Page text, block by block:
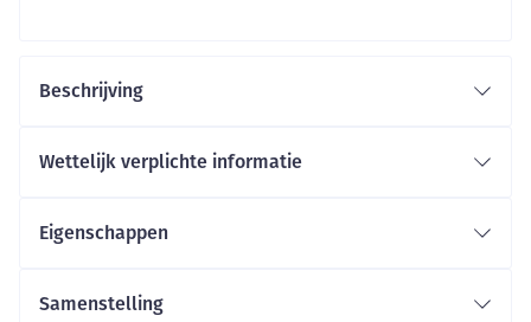
Beschrijving
Wettelijk verplichte informatie
Eigenschappen
Samenstelling